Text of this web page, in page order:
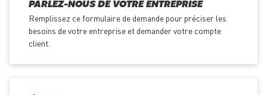
PARLEZ-NOUS DE VOTRE ENTREPRISE
Remplissez ce formulaire de demande pour préciser les
besoins de votre entreprise et demander votre compte
client.